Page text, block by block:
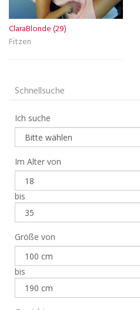
ClaraBlonde (29)
Fitzen
Schnellsuche
Ich suche
Im Alter von
bis
Größe von
bis